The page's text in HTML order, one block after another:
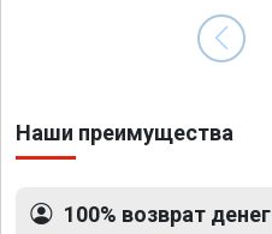
Наши преимущества
100% возврат денег